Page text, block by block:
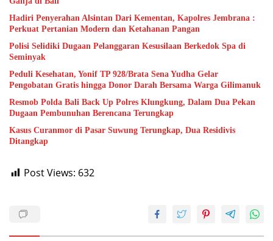
Hadiri Penyerahan Alsintan Dari Kementan, Kapolres Jembrana :
Perkuat Pertanian Modern dan Ketahanan Pangan
Polisi Selidiki Dugaan Pelanggaran Kesusilaan Berkedok Spa di
Seminyak
Peduli Kesehatan, Yonif TP 928/Brata Sena Yudha Gelar
Pengobatan Gratis hingga Donor Darah Bersama Warga Gilimanuk
Resmob Polda Bali Back Up Polres Klungkung, Dalam Dua Pekan
Dugaan Pembunuhan Berencana Terungkap
Kasus Curanmor di Pasar Suwung Terungkap, Dua Residivis
Ditangkap
Post Views: 632